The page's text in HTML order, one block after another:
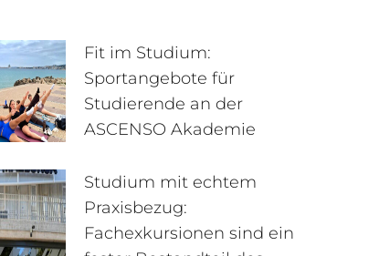
977 Interner Bereich
Fit im Studium:
Sportangebote für
Studierende an der
ASCENSO Akademie
Studium mit echtem
Praxisbezug:
Fachexkursionen sind ein